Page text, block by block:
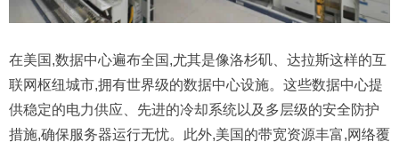
在美国,数据中心遍布全国,尤其是像洛杉矶、达拉斯这样的互
联网枢纽城市,拥有世界级的数据中心设施。这些数据中心提
供稳定的电力供应、先进的冷却系统以及多层级的安全防护
措施,确保服务器运行无忧。此外,美国的带宽资源丰富,网络覆